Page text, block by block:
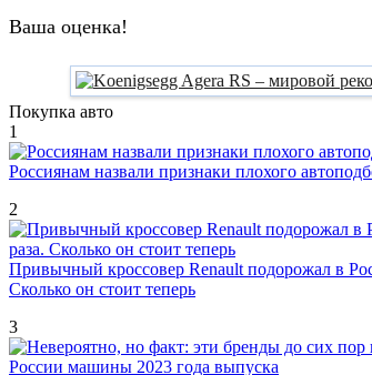
Ваша оценка!
Покупка авто
1
Россиянам назвали признаки плохого
2
Привычный кроссовер Renault подорожал в
Сколько он стоит теперь
3